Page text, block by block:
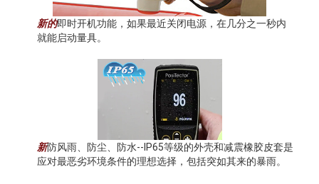
新的即时开机功能，如果最近关闭电源，在几分之一秒内
就能启动量具。
新防风雨、防尘、防水--IP65等级的外壳和减震橡胶皮套是
应对最恶劣环境条件的理想选择，包括突如其来的暴雨。